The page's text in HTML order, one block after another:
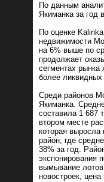
По данным
Якиманка за год
По оценке
недвижимости
на 6% выше по
продолжает
сегментах
более ликвидных
Среди районов
Якиманка.
составила 1 687
втором месте
которая
район, где
38% за год.
экспонирования
вымывание
новостроек,